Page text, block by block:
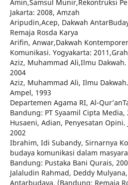
Amin,Samsul Munir,Rekontruksi
Jakarta: 2008, Amzah
Aripudin,Acep, Dakwah
Remaja Rosda Karya
Arifin, Anwar,Dakwah
Komunikasi. Yogyakarta:
Aziz, Muhammad Ali,Ilmu
2004
Aziz, Muhammad Ali, Ilmu
Ampel, 1993
Departemen Agama RI, Al-
Bandung: PT Syaamil Cipta Media,
Husaeni, Adian, Penyesatan Opini.
2002
Ibrahim, Idi Subandy, Sirnarnya
budaya komunikasi dalam
Bandung: Pustaka Bani Qurais,
Jalaludin Rahmad, Deddy
Antarbudaya. (Bandung: Remaja